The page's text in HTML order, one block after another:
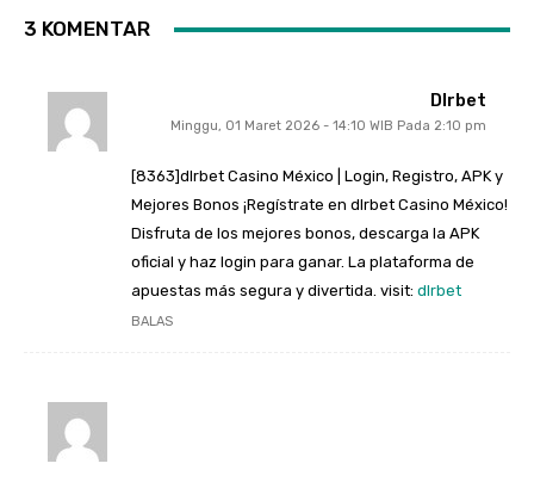
3 KOMENTAR
Dlrbet
Minggu, 01 Maret 2026 - 14:10 WIB Pada 2:10 pm
[8363]dlrbet Casino México | Login, Registro, APK y
Mejores Bonos ¡Regístrate en dlrbet Casino México!
Disfruta de los mejores bonos, descarga la APK
oficial y haz login para ganar. La plataforma de
apuestas más segura y divertida. visit: dlrbet
BALAS